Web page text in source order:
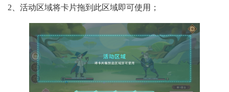
2、活动区域将卡片拖到此区域即可使用；